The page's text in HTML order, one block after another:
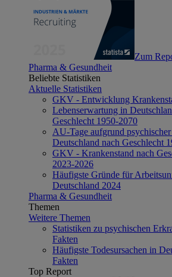
Zum
Pharma & Gesundheit
Beliebte Statistiken
Aktuelle Statistiken
GKV - Entwicklung
Lebenserwartung in
Geschlecht 1950-2070
AU-Tage aufgrund
Deutschland nach Geschlecht
GKV - Krankenstand nach
2023-2026
Häufigste Gründe für
Deutschland 2024
Pharma & Gesundheit
Themen
Weitere Themen
Statistiken zu psychischen
Fakten
Häufigste Todesursachen in
Fakten
Top Report